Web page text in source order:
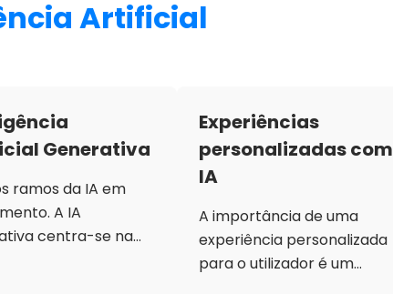
Artificial
Generativa
ramos da IA em
A IA
centra-se na
Experiências
personalizadas com
IA
A importância de uma
experiência personalizada
para o utilizador é um